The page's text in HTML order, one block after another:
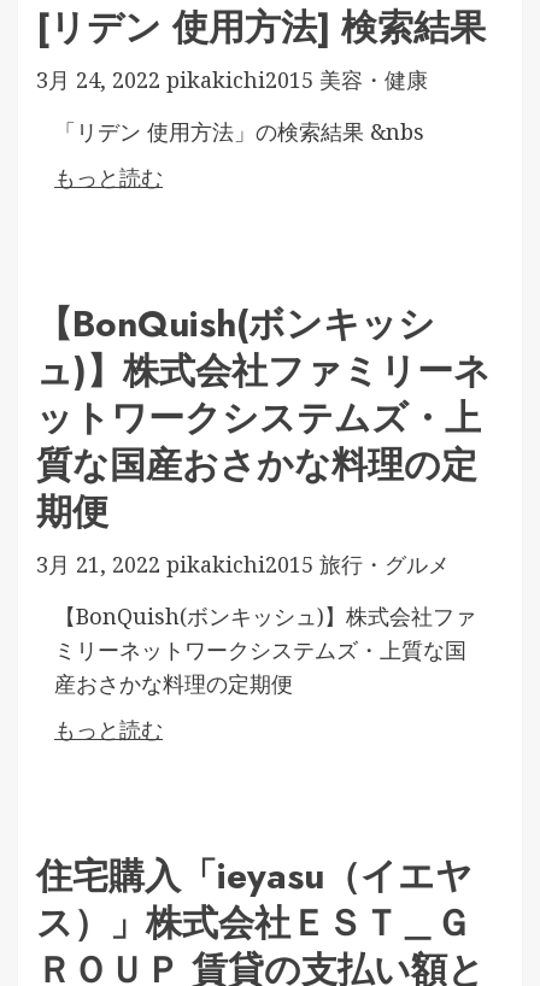
[リデン 使用方法] 検索結果
3月 24, 2022 pikakichi2015 美容・健康
「リデン 使用方法」の検索結果 &nbs
もっと読む
【BonQuish(ボンキッシ
ュ)】株式会社ファミリーネ
ットワークシステムズ・上
質な国産おさかな料理の定
期便
3月 21, 2022 pikakichi2015 旅行・グルメ
【BonQuish(ボンキッシュ)】株式会社ファ
ミリーネットワークシステムズ・上質な国
産おさかな料理の定期便
もっと読む
住宅購入「ieyasu（イエヤ
ス）」株式会社ＥＳＴ＿Ｇ
ＲＯＵＰ 賃貸の支払い額と